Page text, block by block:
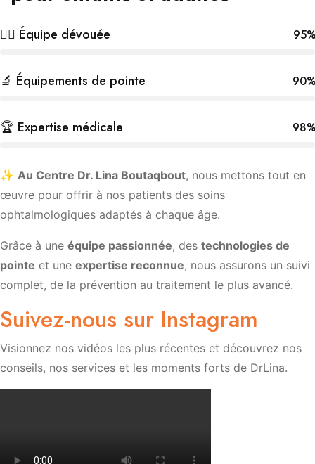
👩‍⚕️ Équipe dévouée
🔬 Équipements de pointe
🏆 Expertise médicale
✨ Au Centre Dr. Lina Boutaqbout, nous mettons tout en
œuvre pour offrir à nos patients des soins
ophtalmologiques adaptés à chaque âge.
Grâce à une équipe passionnée, des technologies de
pointe et une expertise reconnue, nous assurons un suivi
complet, de la prévention au traitement le plus avancé.
Suivez-nous sur Instagram
Visionnez nos vidéos les plus récentes et découvrez nos
conseils, nos services et les moments forts de DrLina.